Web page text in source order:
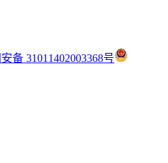
备 31011402003368号